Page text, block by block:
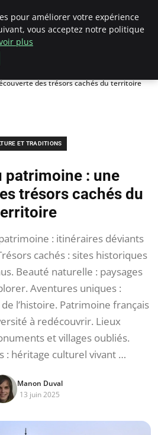
des trésors cachés du territoire
ET TRADITIONS
patrimoine : une
trésors cachés du
: itinéraires déviants
cachés : sites historiques
Beauté naturelle : paysages
Aventures uniques :
l’histoire. Patrimoine français
à redécouvrir. Lieux
et villages oubliés.
: héritage culturel vivant …
Manon Duval
13 juin 2025
pour améliorer votre expérience
vous acceptez notre politique
plus